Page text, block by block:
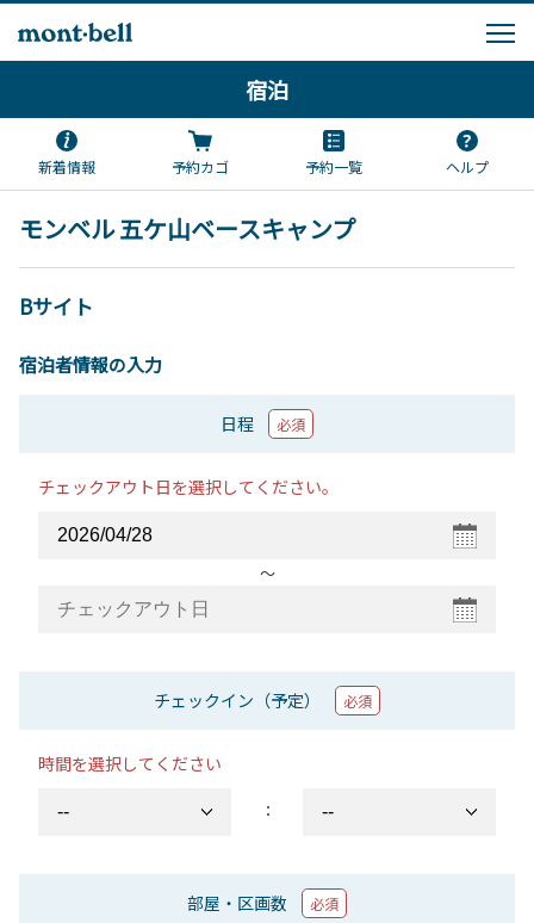
宿泊
新着情報 予約カゴ 予約一覧 ヘルプ
モンベル 五ケ山ベースキャンプ
Bサイト
宿泊者情報の入力
日程 必須
チェックアウト日を選択してください。
〜
チェックイン（予定） 必須
時間を選択してください
：
部屋・区画数 必須